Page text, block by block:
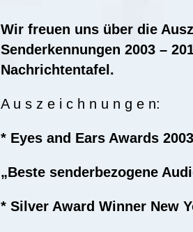
Wir freuen uns über die
Senderkennungen 2003 –
Nachrichtentafel.
A u s z e i c h n u n g e n:
* Eyes and Ears Awards
„Beste senderbezogene
* Silver Award Winner New